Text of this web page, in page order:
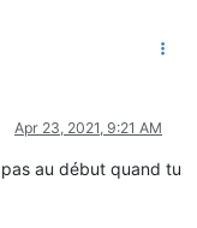
Apr 23, 2021, 9:21 AM
au début quand tu